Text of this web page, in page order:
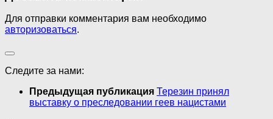
Для отправки комментария вам необходимо
авторизоваться.
Следите за нами:
Предыдущая публикация Терезин принял
выставку о преследовании геев нацистами